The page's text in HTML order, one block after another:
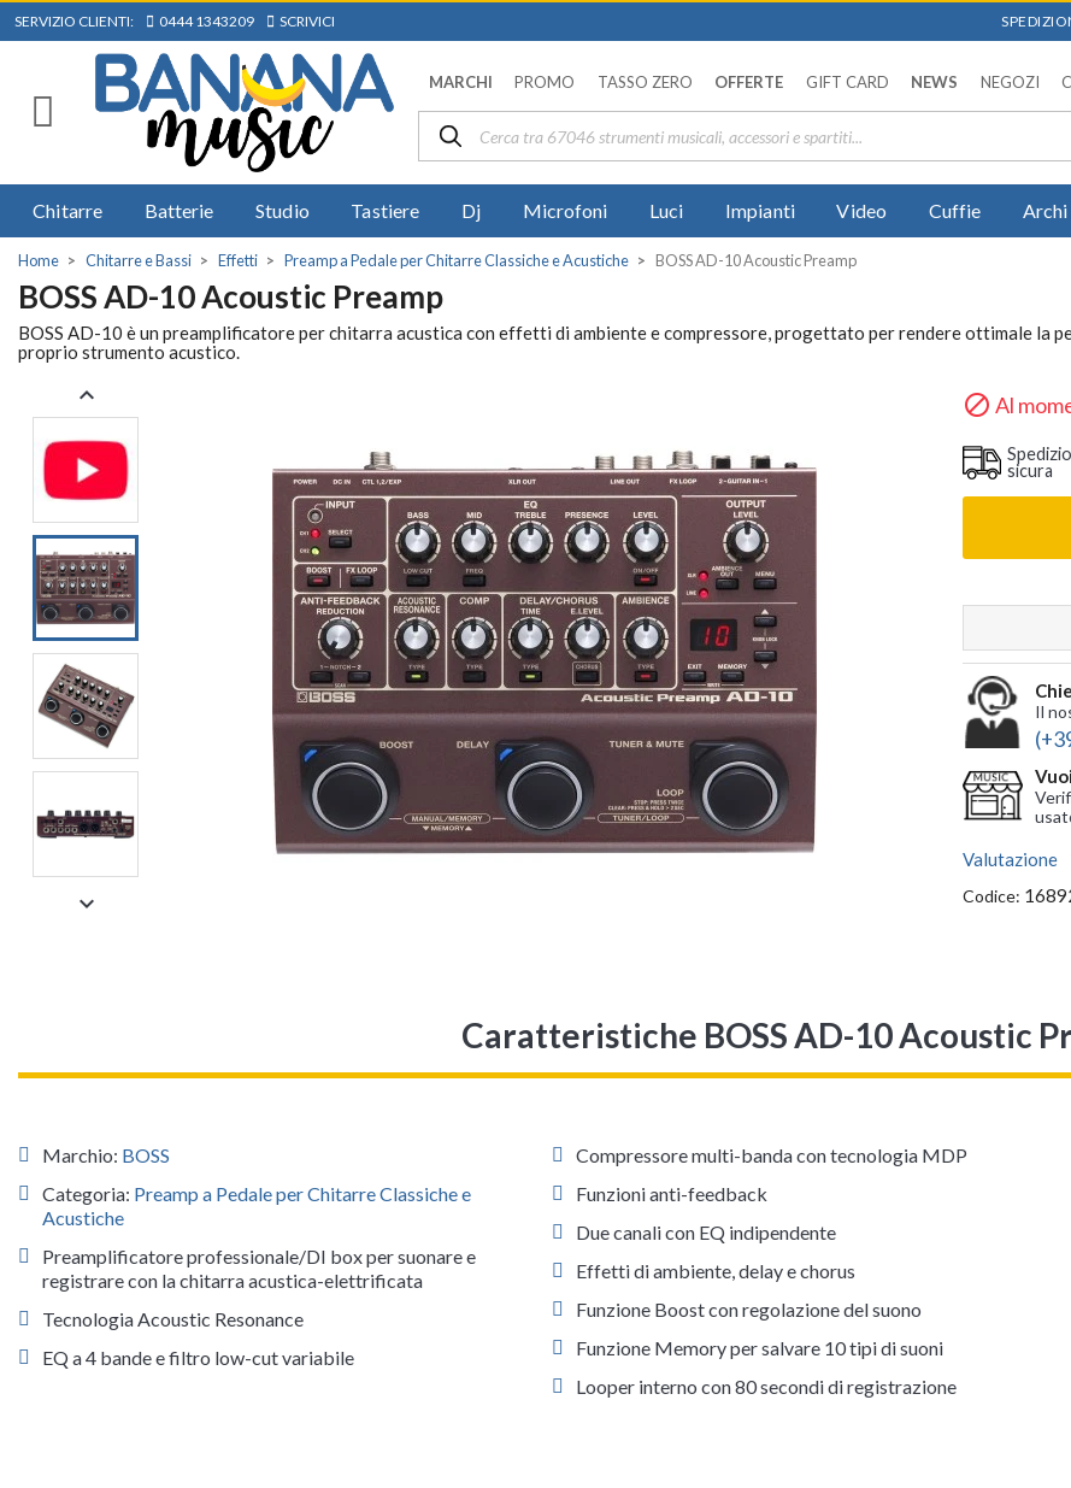
SERVIZIO CLIENTI: 0444 1343209 SCRIVICI
MARCHI PROMO TASSO ZERO OFFERTE GIFT CARD NEWS NEGOZI
Chitarre Batterie Studio Tastiere Dj Microfoni Luci Impianti Video Cuffie Archi
Home Chitarre e Bassi Effetti Preamp a Pedale per Chitarre Classiche e Acustiche BOSS AD-10 Acoustic Preamp
BOSS AD-10 Acoustic Preamp
BOSS AD-10 è un preamplificatore per chitarra acustica con effetti di ambiente e compressore, progettato per rendere ottimale la
proprio strumento acustico.


 Al
sicura
Il
Valutazione
Codice:
Caratteristiche BOSS AD-10 Acoustic
Marchio: BOSS
Categoria: Preamp a Pedale per Chitarre Classiche e
Acustiche
Preamplificatore professionale/DI box per suonare e
registrare con la chitarra acustica-elettrificata
Tecnologia Acoustic Resonance
EQ a 4 bande e filtro low-cut variabile
Compressore multi-banda con tecnologia MDP
Funzioni anti-feedback
Due canali con EQ indipendente
Effetti di ambiente, delay e chorus
Funzione Boost con regolazione del suono
Funzione Memory per salvare 10 tipi di suoni
Looper interno con 80 secondi di registrazione